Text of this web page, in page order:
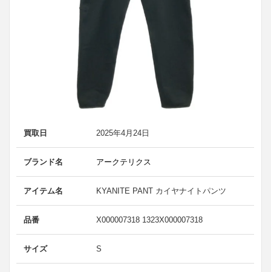
買取日 2025年4月24日
ブランド名 アークテリクス
アイテム名 KYANITE PANT カイヤナイトパンツ
品番 X000007318 1323X000007318
サイズ S